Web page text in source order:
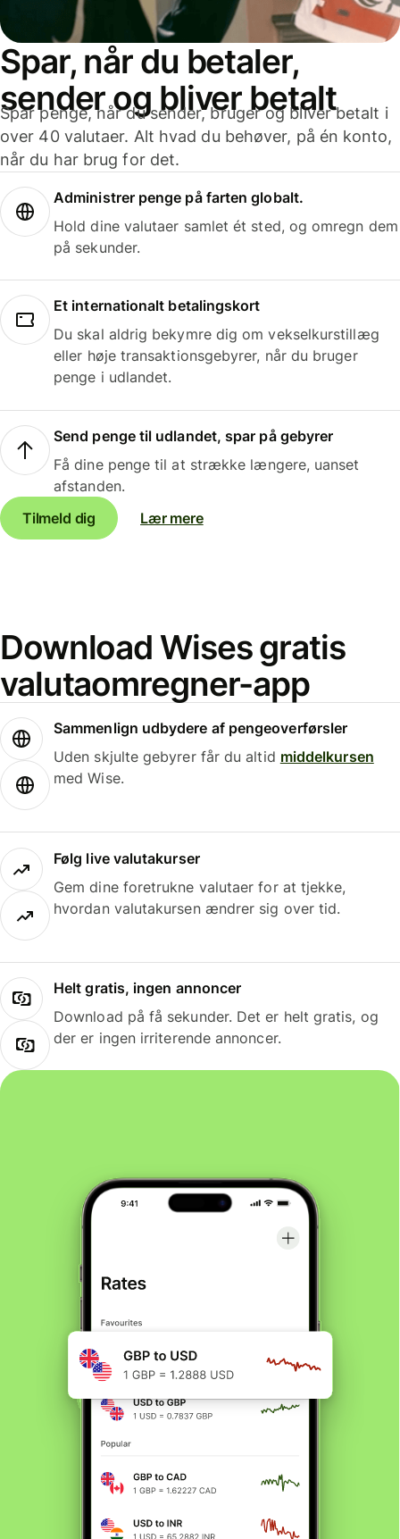
Spar, når du betaler,
sender og bliver betalt
Spar penge, når du sender, bruger og bliver betalt i
over 40 valutaer. Alt hvad du behøver, på én konto,
når du har brug for det.
Administrer penge på farten globalt.
Hold dine valutaer samlet ét sted, og omregn dem
på sekunder.
Et internationalt betalingskort
Du skal aldrig bekymre dig om vekselkurstillæg
eller høje transaktionsgebyrer, når du bruger
penge i udlandet.
Send penge til udlandet, spar på gebyrer
Få dine penge til at strække længere, uanset
afstanden.
Tilmeld dig
Lær mere
Download Wises gratis
valutaomregner-app
Sammenlign udbydere af pengeoverførsler
Uden skjulte gebyrer får du altid middelkursen
med Wise.
Følg live valutakurser
Gem dine foretrukne valutaer for at tjekke,
hvordan valutakursen ændrer sig over tid.
Helt gratis, ingen annoncer
Download på få sekunder. Det er helt gratis, og
der er ingen irriterende annoncer.